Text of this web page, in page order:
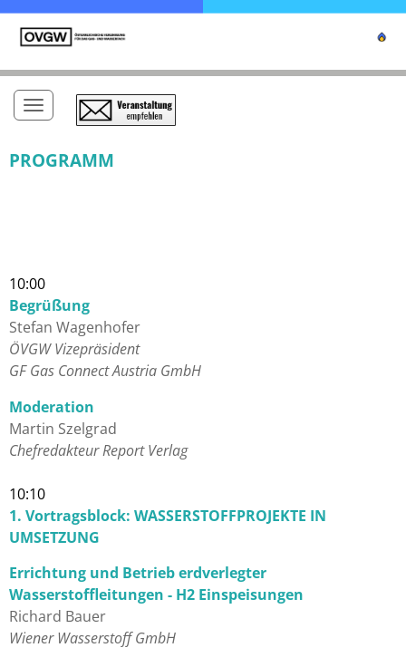
Toggle navigation
PROGRAMM
10:00
Begrüßung
Stefan Wagenhofer
ÖVGW Vizepräsident
GF Gas Connect Austria GmbH
Moderation
Martin Szelgrad
Chefredakteur Report Verlag
10:10
1. Vortragsblock: WASSERSTOFFPROJEKTE IN
UMSETZUNG
Errichtung und Betrieb erdverlegter
Wasserstoffleitungen - H2 Einspeisungen
Richard Bauer
Wiener Wasserstoff GmbH